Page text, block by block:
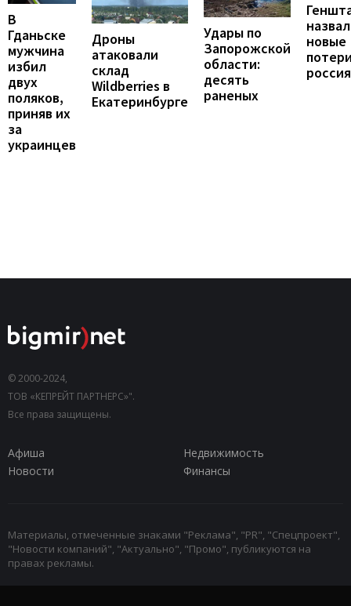
В
Гданьске
мужчина
избил
двух
поляков,
приняв их
за
украинцев
Дроны
атаковали
склад
Wildberries в
Екатеринбурге
Удары по
Запорожской
области:
десять
раненых
назвал
новые
© 2000-2024,
ТОВ «КЕПРЕЙТ ПАРТНЕРС»".
Все права защищены.
Афиша
Недвижимость
Новости
Финансы
Материалы, отмеченные знаками "Реклама", "PR", "Спецпроект",
"Новости компаний", "Актуально", "Промо", публикуются на
правах рекламы.